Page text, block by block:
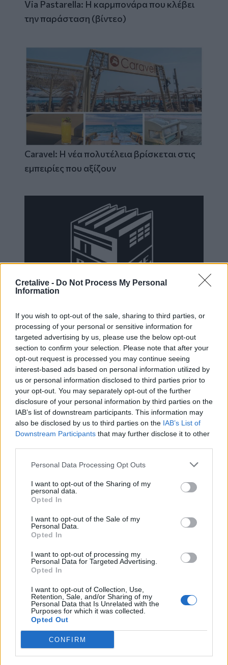
Cretalive - Do Not Process My Personal
Information
If you wish to opt-out of the sale, sharing to third parties, or
processing of your personal or sensitive information for
targeted advertising by us, please use the below opt-out
section to confirm your selection. Please note that after your
opt-out request is processed you may continue seeing
interest-based ads based on personal information utilized by
us or personal information disclosed to third parties prior to
your opt-out. You may separately opt-out of the further
disclosure of your personal information by third parties on the
IAB’s list of downstream participants. This information may
also be disclosed by us to third parties on the IAB’s List of
Downstream Participants that may further disclose it to other
Personal Data Processing Opt Outs
I want to opt-out of the Sharing of my
personal data.
Opted In
I want to opt-out of the Sale of my
Personal Data.
Opted In
I want to opt-out of processing my
Personal Data for Targeted Advertising.
Opted In
I want to opt-out of Collection, Use,
Retention, Sale, and/or Sharing of my
Personal Data that Is Unrelated with the
Purposes for which it was collected.
Opted Out
CONFIRM
Via Pastarella: Η καρμπονάρα που κλέβει
την παράσταση (βίντεο)
Caravel: Η νέα πολυτέλεια βρίσκεται στις
εμπειρίες που αξίζουν
Κατακερματίζει τη Βιομηχανία - Η σημασία
των παρεμβάσεων του ΠΑΣΕΒΙΠΕ
Συνεχής ροή
Θ. Γιάνναρος: «Οι συνεχείς πυρκαγιές
μειώνουν δραματικά τη δυνατότητα
φυσικής αναγέννησης»
Κρήτη: Ριπές ανέμου έως